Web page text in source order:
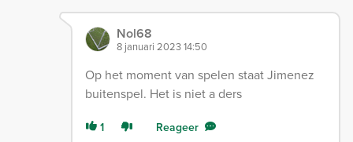
Nol68
8 januari 2023 14:50
Op het moment van spelen staat Jimenez
buitenspel. Het is niet a ders
1 Reageer